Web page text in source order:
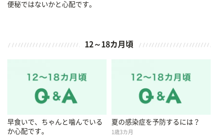
便秘ではないかと心配です。
12～18カ月頃
早食いで、ちゃんと噛んでいる
か心配です。
夏の感染症を予防するには？
1歳3カ月